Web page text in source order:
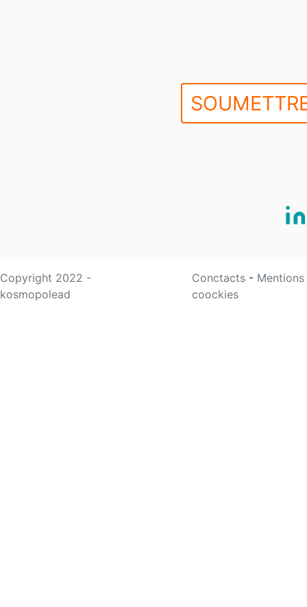
Copyright 2022 -
kosmopolead
Conctacts -
coockies